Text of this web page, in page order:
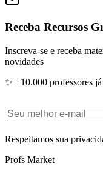
Receba Recursos
Inscreva-se e receba
novidades
✨ +10.000 professores
Respeitamos sua
Profs Market